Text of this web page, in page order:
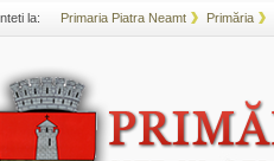
la: Primaria Piatra Neamt Primăria